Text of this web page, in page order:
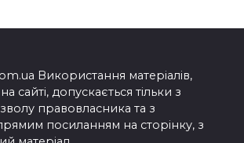
Використання матеріалів,
сайті, допускається тільки з
правовласника та з
посиланням на сторінку, з